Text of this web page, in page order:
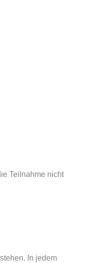
Teilnahme nicht
In jedem